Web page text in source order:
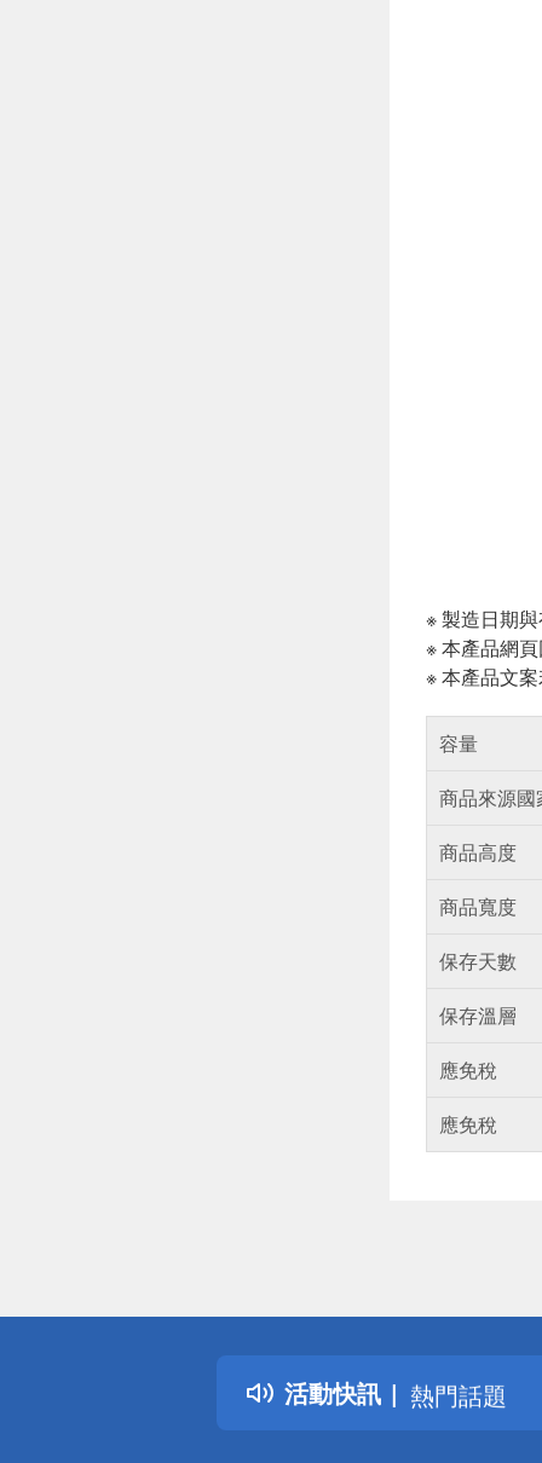
※ 製造日期
※ 本產品網
※ 本產品文
容量
商品來源國
商品高度
商品寬度
保存天數
保存溫層
應免稅
應免稅
活動快訊
詐騙網頁！
得獎公告
熱門話題
銀行優惠